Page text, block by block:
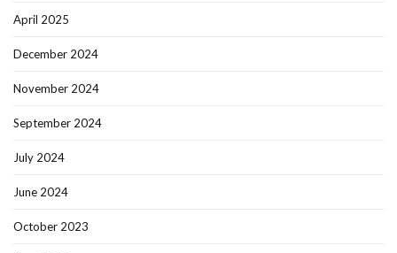
April 2025
December 2024
November 2024
September 2024
July 2024
June 2024
October 2023